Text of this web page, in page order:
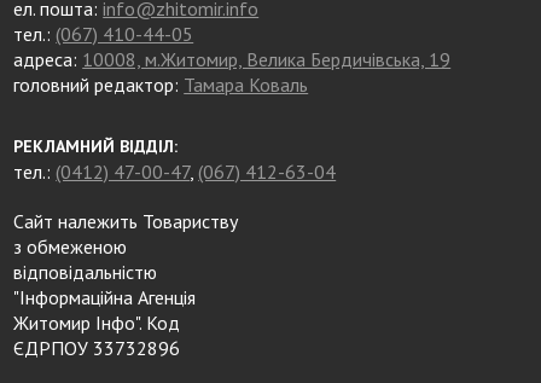
ел. пошта:info@zhitomir.info
тел.: (067) 410-44-05
адреса: 10008, м.Житомир, Велика Бердичівська, 19
головний редактор: Тамара Коваль
РЕКЛАМНИЙ ВІДДІЛ:
тел.: (0412) 47-00-47, (067) 412-63-04
Сайт належить Товариству
з обмеженою
відповідальністю
"Інформаційна Агенція
Житомир Інфо". Код
ЄДРПОУ 33732896